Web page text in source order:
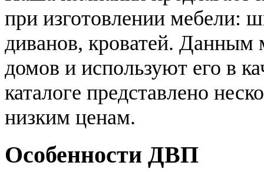
при изготовлении мебели:
диванов, кроватей.
домов и используют его в
каталоге представлено
низким ценам.
Особенности ДВП